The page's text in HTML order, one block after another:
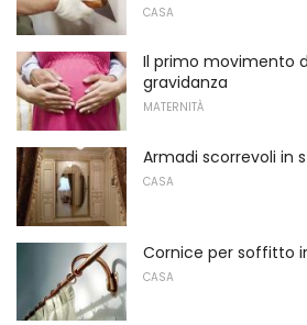
CASA
Il primo movimento
gravidanza
MATERNITÀ
Armadi scorrevoli in
CASA
Cornice per soffitto
CASA